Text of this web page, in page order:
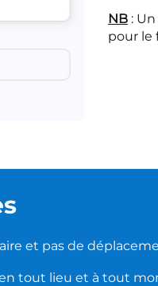
NB: Un
pour le
et pas de
tout lieu et à tout